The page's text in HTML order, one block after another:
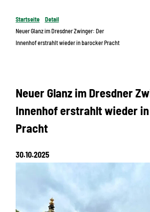
Startseite
Detail
Neuer Glanz im Dresdner Zwinger: Der
Innenhof erstrahlt wieder in barocker Pracht
Neuer Glanz im Dresdner
Innenhof erstrahlt wieder
Pracht
30.10.2025